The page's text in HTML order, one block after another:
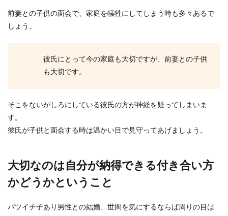
前妻との子供の面会で、家庭を犠牲にしてしまう時も多々あるで
しょう。
彼氏にとって今の家庭も大切ですが、前妻との子供
も大切です。
そこをないがしろにしている彼氏の方が神経を疑ってしまいま
す。
彼氏が子供と面会する時は温かい目で見守ってあげましょう。
大切なのは自分が納得できる付き合い方
かどうかということ
バツイチ子あり男性との結婚、世間を気にするならば周りの目は